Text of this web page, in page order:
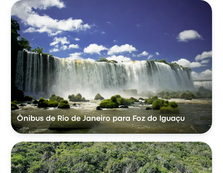
Ônibus de Rio de Janeiro para Foz do Iguaçu